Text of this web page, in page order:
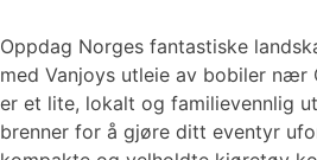
Oppdag Norges fantastiske
med Vanjoys utleie av bobiler nær
er et lite, lokalt og familievennlig
brenner for å gjøre ditt eventyr